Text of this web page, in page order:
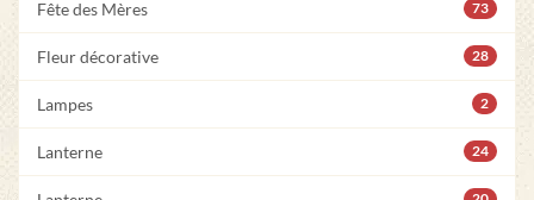
Fête des Mères 73
Fleur décorative 28
Lampes 2
Lanterne 24